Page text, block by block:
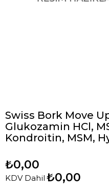
Swiss Bork Move
Glukozamin HCl,
Kondroitin, MSM,
₺0,00
KDV Dahil ₺0,00